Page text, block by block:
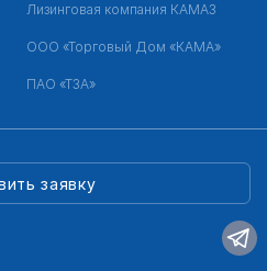
заявку
Лизинговая компания КАМАЗ
ООО «Торговый Дом «КАМА»
ПАО «ТЗА»